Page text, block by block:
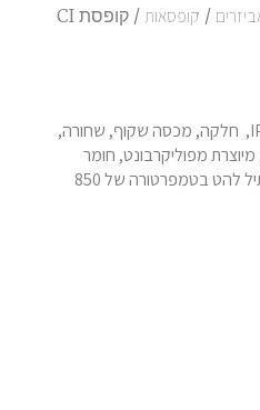
/ קופסאות
/ ‏‏קופסת CI
קופסת CI בדרגת אטימות IP55, חלקה, מכסה שקוף, שחורה,
מפוליקרבונט, חומר
כבה מאליו, העמיד בבדיקת תיל להט בטמפרטורה של 850